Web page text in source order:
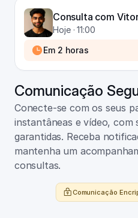
Consulta com
Hoje · 11:00
Em 2 horas
Comunicação
Comunicação
Conecte-se com os seus
instantâneas e vídeo, com
garantidas. Receba
mantenha um
consultas.